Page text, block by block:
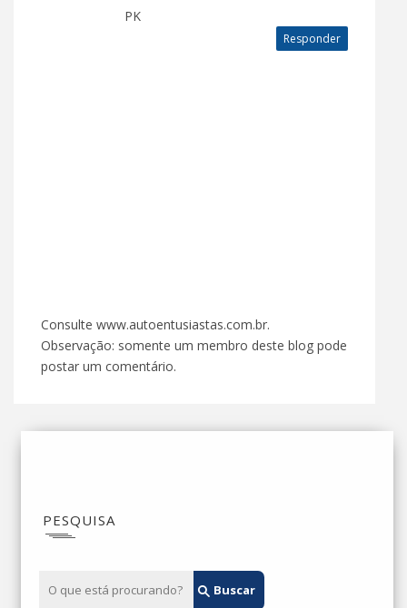
PK
Responder
Consulte www.autoentusiastas.com.br.
Observação: somente um membro deste blog pode
postar um comentário.
PESQUISA